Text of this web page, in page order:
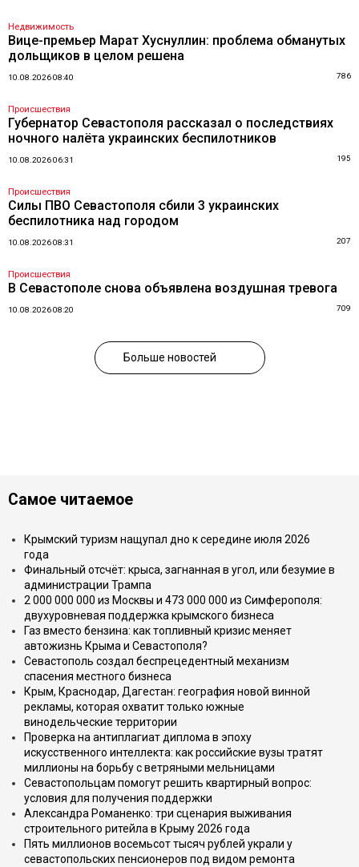
Недвижимость
Вице-премьер Марат Хуснуллин: проблема обманутых
дольщиков в целом решена
10.08.2026 08:40 786
Происшествия
Губернатор Севастополя рассказал о последствиях
ночного налёта украинских беспилотников
10.08.2026 06:31 195
Происшествия
Силы ПВО Севастополя сбили 3 украинских
беспилотника над городом
10.08.2026 08:31 207
Происшествия
В Севастополе снова объявлена воздушная тревога
10.08.2026 08:20 709
Больше новостей
Самое читаемое
Крымский туризм нащупал дно к середине июля 2026
года
Финальный отсчёт: крыса, загнанная в угол, или безумие в
администрации Трампа
2 000 000 000 из Москвы и 473 000 000 из Симферополя:
двухуровневая поддержка крымского бизнеса
Газ вместо бензина: как топливный кризис меняет
автожизнь Крыма и Севастополя?
Севастополь создал беспрецедентный механизм
спасения местного бизнеса
Крым, Краснодар, Дагестан: география новой винной
рекламы, которая охватит только южные
винодельческие территории
Проверка на антиплагиат диплома в эпоху
искусственного интеллекта: как российские вузы тратят
миллионы на борьбу с ветряными мельницами
Севастопольцам помогут решить квартирный вопрос:
условия для получения поддержки
Александра Романенко: три сценария выживания
строительного ритейла в Крыму 2026 года
Пять миллионов восемьсот тысяч рублей украли у
севастопольских пенсионеров под видом ремонта